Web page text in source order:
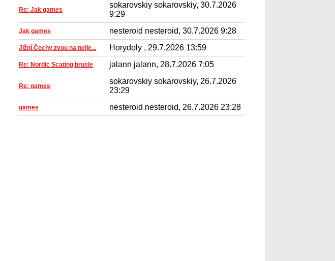
Re: Jak games
sokarovskiy sokarovskiy, 30.7.2026
9:29
Jak games nesteroid nesteroid, 30.7.2026 9:28
Jižní Čechy zvou na nejle... Horydoly , 29.7.2026 13:59
Re: Nordic Scating brusle jalann jalann, 28.7.2026 7:05
Re: games
sokarovskiy sokarovskiy, 26.7.2026
23:29
games nesteroid nesteroid, 26.7.2026 23:28